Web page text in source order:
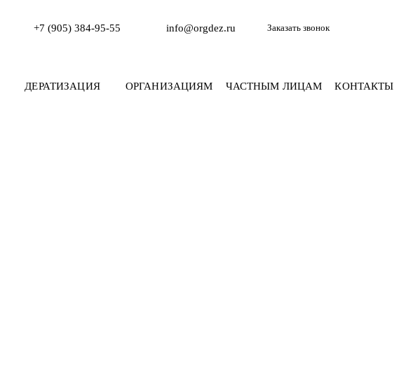
+7 (905) 384-95-55 info@orgdez.ru Заказать звонок
ДЕРАТИЗАЦИЯ ОРГАНИЗАЦИЯМ ЧАСТНЫМ ЛИЦАМ КОНТАКТЫ